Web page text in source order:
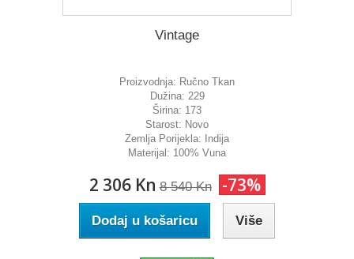
Vintage
Proizvodnja: Ručno Tkan
Dužina: 229
Širina: 173
Starost: Novo
Zemlja Porijekla: Indija
Materijal: 100% Vuna
2 306 Kn 8 540 Kn -73%
Dodaj u košaricu Više